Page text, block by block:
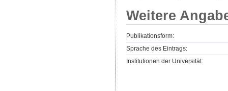
Weitere
Publikationsform:
Sprache des Eintrags:
Institutionen der Universität: